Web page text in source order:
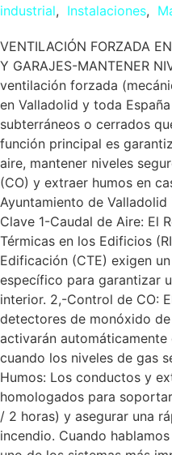
industrial, Instalaciones,
VENTILACIÓN FORZADA
Y GARAJES-MANTENER
ventilación forzada
en Valladolid y toda
subterráneos o cerrados
función principal es
aire, mantener niveles
(CO) y extraer humos en
Ayuntamiento de Valladolid
Clave 1-Caudal de Aire: El
Térmicas en los Edificios
Edificación (CTE) exigen
específico para garantizar
interior. 2,-Control de CO:
detectores de monóxido
activarán automáticamente
cuando los niveles de gas
Humos: Los conductos y
homologados para
/ 2 horas) y asegurar una
incendio. Cuando